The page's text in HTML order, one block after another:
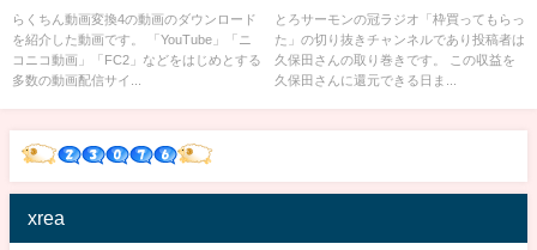
らくちん動画変換4の動画のダウンロード
を紹介した動画です。 「YouTube」「ニ
コニコ動画」「FC2」などをはじめとする
多数の動画配信サイ...
とろサーモンの冠ラジオ「枠買ってもらっ
た」の切り抜きチャンネルであり投稿者は
久保田さんの取り巻きです。 この収益を
久保田さんに還元できる日ま...
xrea